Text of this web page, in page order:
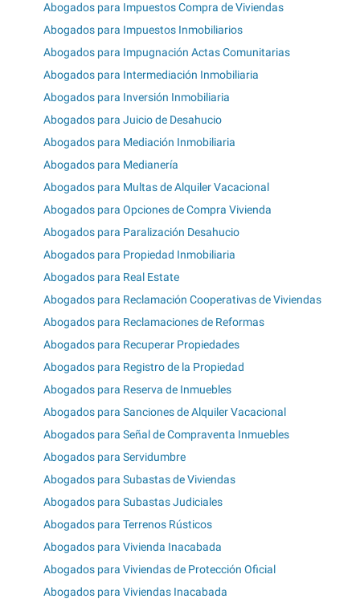
Abogados para Impuestos Compra de Viviendas
Abogados para Impuestos Inmobiliarios
Abogados para Impugnación Actas Comunitarias
Abogados para Intermediación Inmobiliaria
Abogados para Inversión Inmobiliaria
Abogados para Juicio de Desahucio
Abogados para Mediación Inmobiliaria
Abogados para Medianería
Abogados para Multas de Alquiler Vacacional
Abogados para Opciones de Compra Vivienda
Abogados para Paralización Desahucio
Abogados para Propiedad Inmobiliaria
Abogados para Real Estate
Abogados para Reclamación Cooperativas de Viviendas
Abogados para Reclamaciones de Reformas
Abogados para Recuperar Propiedades
Abogados para Registro de la Propiedad
Abogados para Reserva de Inmuebles
Abogados para Sanciones de Alquiler Vacacional
Abogados para Señal de Compraventa Inmuebles
Abogados para Servidumbre
Abogados para Subastas de Viviendas
Abogados para Subastas Judiciales
Abogados para Terrenos Rústicos
Abogados para Vivienda Inacabada
Abogados para Viviendas de Protección Oficial
Abogados para Viviendas Inacabada